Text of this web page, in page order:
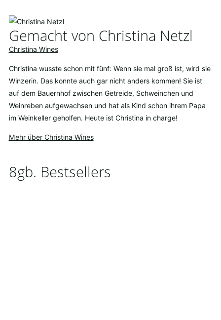
Gemacht von Christina Netzl
Christina Wines
Christina wusste schon mit fünf: Wenn sie mal groß ist, wird sie
Winzerin. Das konnte auch gar nicht anders kommen! Sie ist
auf dem Bauernhof zwischen Getreide, Schweinchen und
Weinreben aufgewachsen und hat als Kind schon ihrem Papa
im Weinkeller geholfen. Heute ist Christina in charge!
Mehr über Christina Wines
8gb. Bestsellers